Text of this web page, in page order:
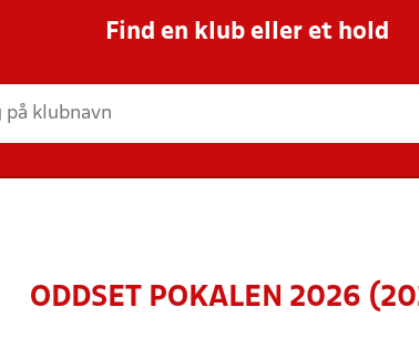
Find en klub eller et hold
ODDSET POKALEN 2026